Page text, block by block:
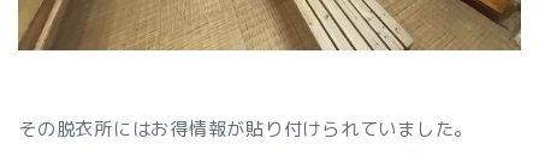
その脱衣所にはお得情報が貼り付けられていました。